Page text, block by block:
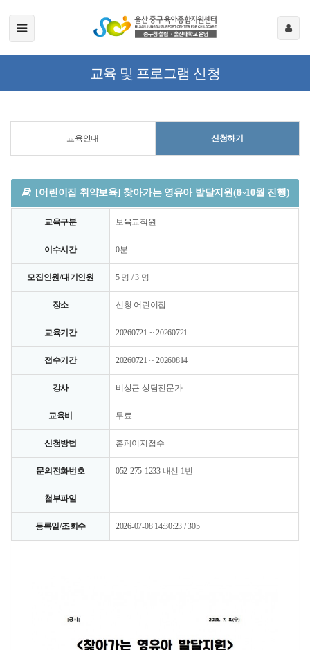
교육 및 프로그램 신청
교육안내 신청하기
[어린이집 취약보육] 찾아가는 영유아 발달지원(8~10월 진행)
교육구분 보육교직원
이수시간 0분
모집인원/대기인원 5 명 / 3 명
장소 신청 어린이집
교육기간 20260721 ~ 20260721
접수기간 20260721 ~ 20260814
강사 비상근 상담전문가
교육비 무료
신청방법 홈페이지접수
문의전화번호 052-275-1233 내선 1번
첨부파일
등록일/조회수 2026-07-08 14:30:23 / 305